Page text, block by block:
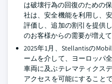
は破壊行為の回復のための
社は、安全機能を利用し、
評価し、追加の割引を提供
のお客様からの需要が増えて
2025年1月、Stellantisの
ームを介して、ヨーロッパ
車両に及ぶテレマティクス
アクセスを可能にすること